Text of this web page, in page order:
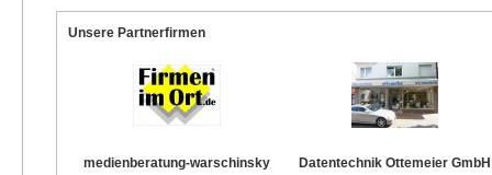
Unsere Partnerfirmen
medienberatung-warschinsky Datentechnik Ottemeier GmbH